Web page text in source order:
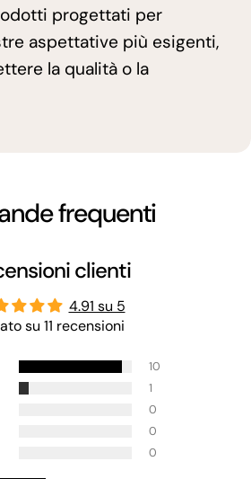
progettati per
aspettative più esigenti,
la qualità o la
frequenti
clienti
4.91 su 5
su 11 recensioni
10
1
0
0
0